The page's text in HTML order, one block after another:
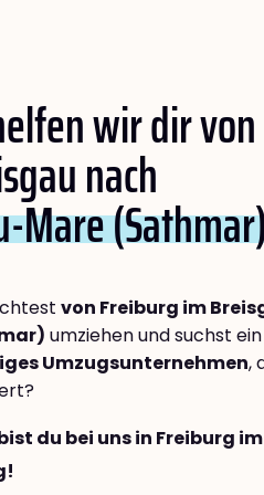
wir dir
nach
Mare
von Freiburg im
umziehen und suchst ein
Umzugsunternehmen,
du bei uns in Freiburg